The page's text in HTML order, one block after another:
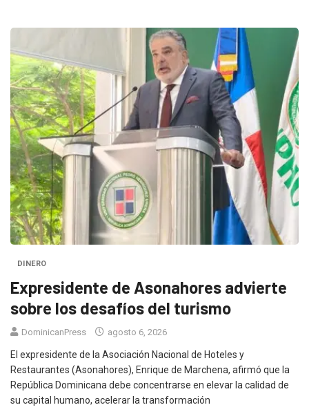
DINERO
Expresidente de Asonahores advierte
sobre los desafíos del turismo
DominicanPress agosto 6, 2026
El expresidente de la Asociación Nacional de Hoteles y
Restaurantes (Asonahores), Enrique de Marchena, afirmó que la
República Dominicana debe concentrarse en elevar la calidad de
su capital humano, acelerar la transformación